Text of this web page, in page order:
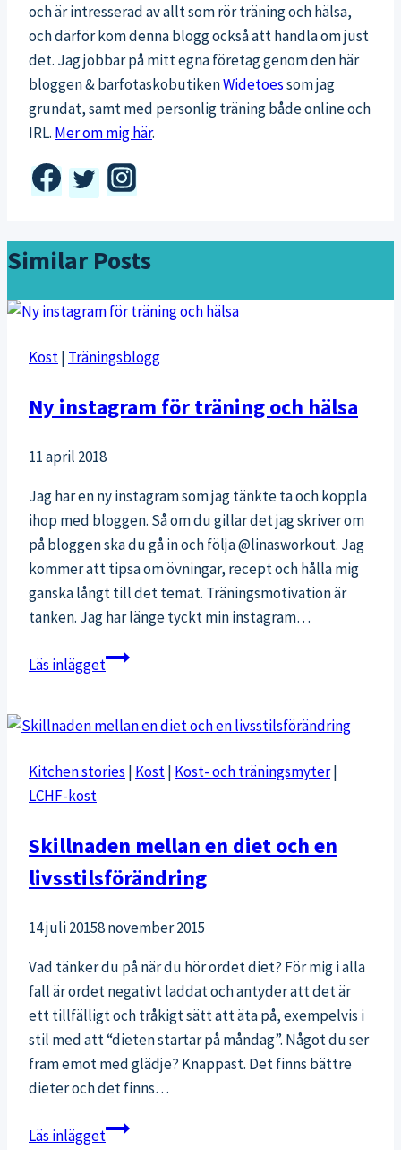
och är intresserad av allt som rör träning och hälsa,
och därför kom denna blogg också att handla om just
det. Jag jobbar på mitt egna företag genom den här
bloggen & barfotaskobutikenWidetoessom jag
grundat, samt med personlig träning både online och
IRL. Mer om mig här.
Similar Posts
Kost| Träningsblogg
Ny instagram för träning och hälsa
11 april 2018
Jag har en ny instagram som jag tänkte ta och koppla
ihop med bloggen. Så om du gillar det jag skriver om
på bloggen ska du gå in och följa @linasworkout. Jag
kommer att tipsa om övningar, recept och hålla mig
ganska långt till det temat. Träningsmotivation är
tanken. Jag har länge tyckt min instagram…
Läs inläggetNy
träning
hälsa
Kitchen stories | Kost| Kost- och träningsmyter|
LCHF-kost
Skillnaden mellan en diet och en
livsstilsförändring
14 juli 20158 november 2015
Vad tänker du på när du hör ordet diet? För mig i alla
fall är ordet negativt laddat och antyder att det är
ett tillfälligt och tråkigt sätt att äta på, exempelvis i
stil med att “dieten startar på måndag”. Något du ser
fram emot med glädje? Knappast. Det finns bättre
dieter och det finns…
Läs inläggetSkillnaden